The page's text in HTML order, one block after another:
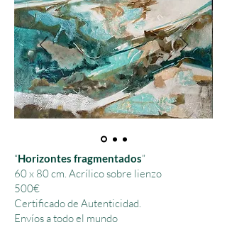
“Horizontes fragmentados”
60 x 80 cm. Acrílico sobre lienzo
500€
Certificado de Autenticidad.
Envíos a todo el mundo